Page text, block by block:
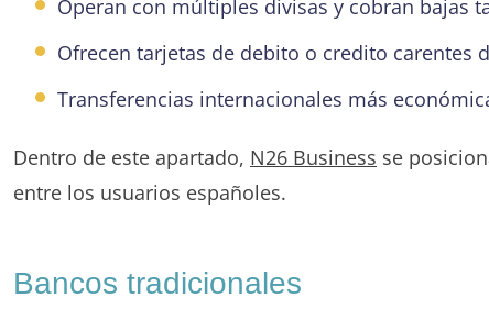
Operan con múltiples divisas y cobran bajas
Ofrecen tarjetas de debito o credito carentes
Transferencias internacionales más
Dentro de este apartado, N26 Business se
entre los usuarios españoles.
Bancos tradicionales